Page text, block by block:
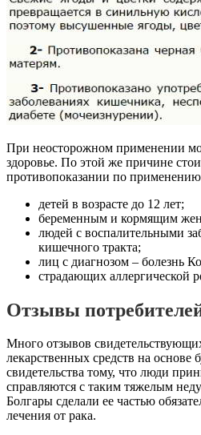
При неосторожном применении
здоровье. По этой же причине
противопоказании по
детей в возрасте до 12 лет;
беременным и кормящим
людей с воспалительными
кишечного тракта;
лиц с диагнозом – болезнь
страдающих аллергической
Отзывы
Много отзывов
лекарственных средств на основе
свидетельства тому, что люди
справляются с таким тяжелым
Болгары сделали ее частью
лечения от рака.